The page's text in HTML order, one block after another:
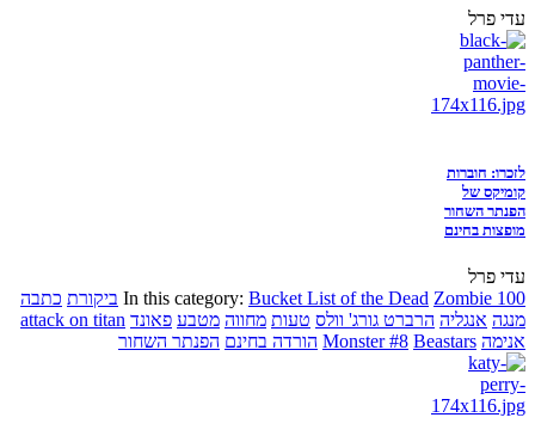
עדי פרל
לזכרו: חוברות
קומיקס של
הפנתר השחור
מופצות בחינם
עדי פרל
In this category: Bucket List of the Dead Zombie 100 ביקורת כתבה
מנגה אנגליה הרברט גורג' וולס טעות מחווה מטבע פאונד attack on titan
אנימה
Monster #8 Beastars הורדה בחינם הפנתר השחור